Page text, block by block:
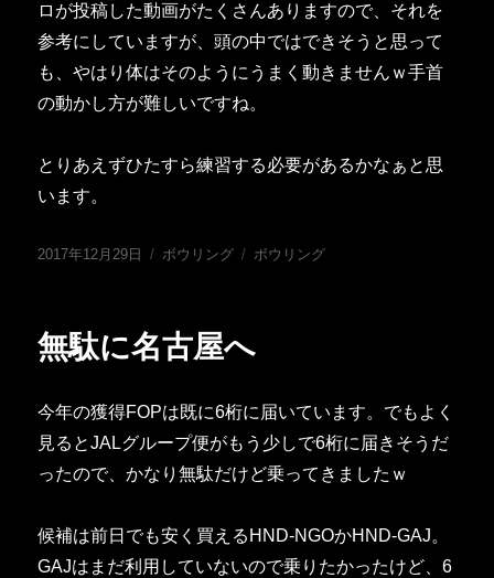
ロが投稿した動画がたくさんありますので、それを
参考にしていますが、頭の中ではできそうと思って
も、やはり体はそのようにうまく動きませんｗ手首
の動かし方が難しいですね。
とりあえずひたすら練習する必要があるかなぁと思
います。
投
2017年12月29日
カ
ー
ボウリング
タ
ボウリング
無駄に名古屋へ
今年の獲得FOPは既に6桁に届いています。でもよく
見るとJALグループ便がもう少しで6桁に届きそうだ
ったので、かなり無駄だけど乗ってきましたｗ
候補は前日でも安く買えるHND-NGOかHND-GAJ。
GAJはまだ利用していないので乗りたかったけど、6